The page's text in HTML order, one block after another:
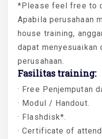
*Please feel free to
Apabila perusahaan
house training,
dapat menyesuaikan
perusahaan.
Fasilitas training:
· Free Penjemputan
· Modul / Handout.
· Flashdisk*.
· Certificate of